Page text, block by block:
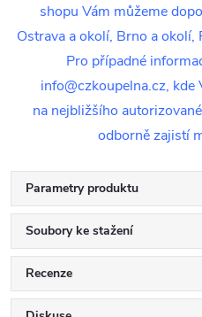
shopu Vám můžeme
Ostrava a okolí, Brno a
Pro případné
info@czkoupelna.cz,
na nejbližšího
odborně zajistí
Parametry produktu
Soubory ke stažení
Recenze